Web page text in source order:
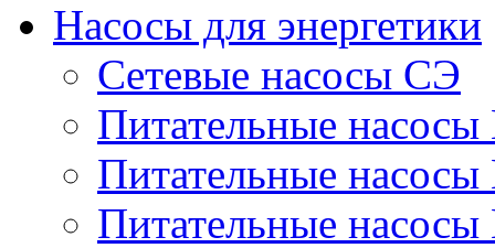
Насосы для энергетики
Сетевые насосы СЭ
Питательные
Питательные
Питательные